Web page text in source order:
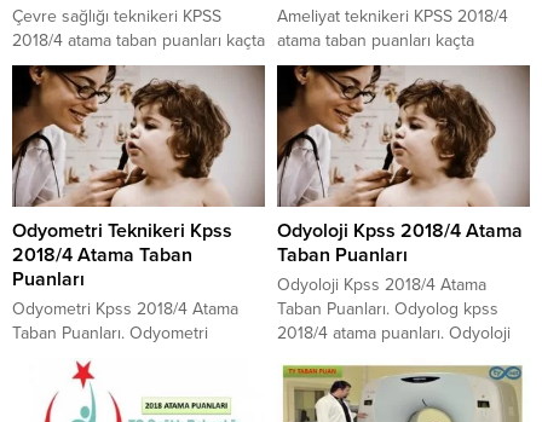
Çevre sağlığı teknikeri KPSS
2018/4 atama taban puanları kaçta
kalmıştır, çevre sağlığı teknikeri
mesleğine KPSS 2018/4
atamalarında kaç kontenjan
ayrılmıştır sorularının cevaplarına
buradan ulaşabilirsiniz.
Ameliyat teknikeri KPSS 2018/4
atama taban puanları kaçta
kalmıştır, ameliyat teknikeri
mesleğine KPSS 2018/4
atamalarında kaç kontenjan
ayrılmıştır sorularının cevaplarına
buradan ulaşabilirsiniz.
Odyometri Teknikeri Kpss
2018/4 Atama Taban
Puanları
Odyometri Kpss 2018/4 Atama
Taban Puanları. Odyometri
teknikeri kpss 2018/4 atama
puanları. Odyometri bölümü
atama taban puanları. Odyometri
Odyoloji Kpss 2018/4 Atama
Taban Puanları
Odyoloji Kpss 2018/4 Atama
Taban Puanları. Odyolog kpss
2018/4 atama puanları. Odyoloji
Odyolog kpss 2018/4 atamaları.
Sağlık Bakanlığı Odyolog atama